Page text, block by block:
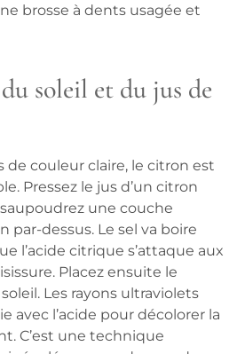
brosse à dents usagée et
soleil et du jus de
de couleur claire, le citron est
Pressez le jus d’un citron
une couche
par-dessus. Le sel va boire
l’acide citrique s’attaque aux
Placez ensuite le
Les rayons ultraviolets
avec l’acide pour décolorer la
C’est une technique